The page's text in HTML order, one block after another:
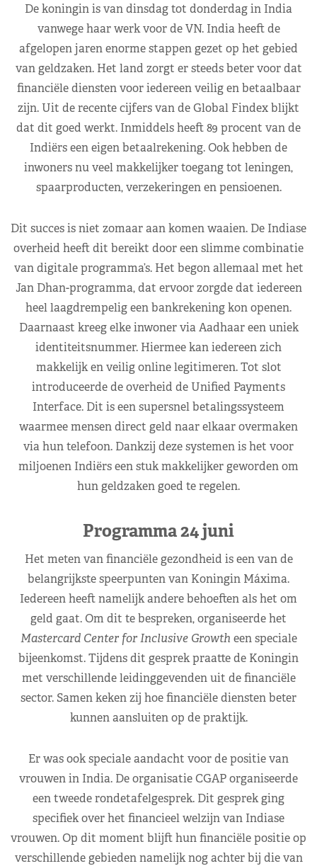
De koningin is van dinsdag tot donderdag in India
vanwege haar werk voor de VN. India heeft de
afgelopen jaren enorme stappen gezet op het gebied
van geldzaken. Het land zorgt er steeds beter voor dat
financiële diensten voor iedereen veilig en betaalbaar
zijn. Uit de recente cijfers van de Global Findex blijkt
dat dit goed werkt. Inmiddels heeft 89 procent van de
Indiërs een eigen betaalrekening. Ook hebben de
inwoners nu veel makkelijker toegang tot leningen,
spaarproducten, verzekeringen en pensioenen.
Dit succes is niet zomaar aan komen waaien. De Indiase
overheid heeft dit bereikt door een slimme combinatie
van digitale programma’s. Het begon allemaal met het
Jan Dhan-programma, dat ervoor zorgde dat iedereen
heel laagdrempelig een bankrekening kon openen.
Daarnaast kreeg elke inwoner via Aadhaar een uniek
identiteitsnummer. Hiermee kan iedereen zich
makkelijk en veilig online legitimeren. Tot slot
introduceerde de overheid de Unified Payments
Interface. Dit is een supersnel betalingssysteem
waarmee mensen direct geld naar elkaar overmaken
via hun telefoon. Dankzij deze systemen is het voor
miljoenen Indiërs een stuk makkelijker geworden om
hun geldzaken goed te regelen.
Programma 24 juni
Het meten van financiële gezondheid is een van de
belangrijkste speerpunten van Koningin Máxima.
Iedereen heeft namelijk andere behoeften als het om
geld gaat. Om dit te bespreken, organiseerde het
Mastercard Center for Inclusive Growth een speciale
bijeenkomst. Tijdens dit gesprek praatte de Koningin
met verschillende leidinggevenden uit de financiële
sector. Samen keken zij hoe financiële diensten beter
kunnen aansluiten op de praktijk.
Er was ook speciale aandacht voor de positie van
vrouwen in India. De organisatie CGAP organiseerde
een tweede rondetafelgesprek. Dit gesprek ging
specifiek over het financieel welzijn van Indiase
vrouwen. Op dit moment blijft hun financiële positie op
verschillende gebieden namelijk nog achter bij die van